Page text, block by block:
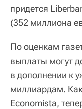
придется
(352 миллиона
По оценкам
выплаты могут
в дополнении к
миллиардам.
Economista,